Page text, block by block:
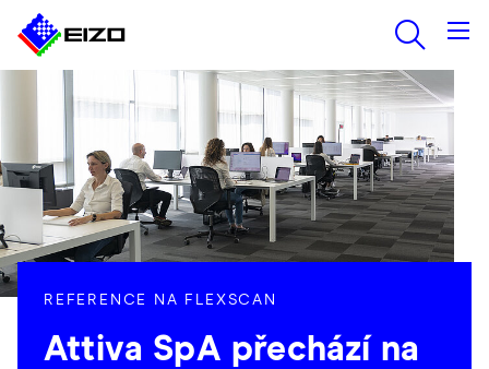
REFERENCE NA FLEXSCAN
Attiva SpA přechází na